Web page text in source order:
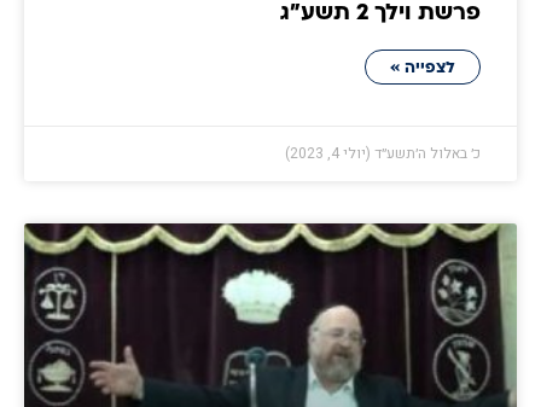
פרשת וילך 2 תשע״ג
לצפייה »
כ׳ באלול ה׳תשע״ד (יולי 4, 2023)